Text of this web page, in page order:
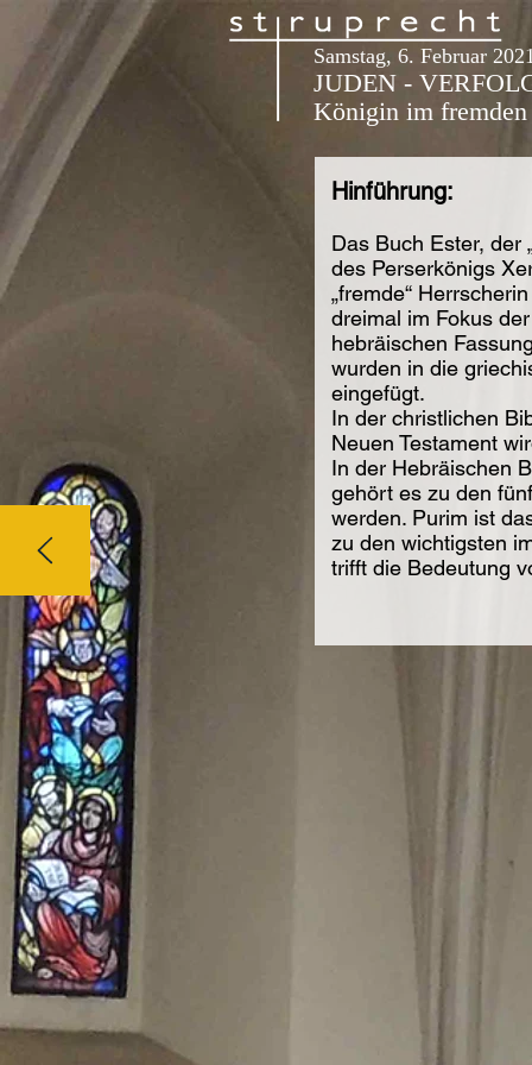
Samstag, 6. Februar
JUDEN -
Königin im
Hinführung:
Das Buch Ester, der
des Perserkönigs
„fremde“
dreimal im Fokus
hebräischen
wurden in die
eingefügt.
In der christlichen
Neuen Testament
In der Hebräischen
gehört es zu den
werden. Purim ist
zu den wichtigsten
trifft die Bedeutung